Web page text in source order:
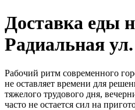
Доставка еды
Радиальная ул.
Рабочий ритм современного
не оставляет времени для
тяжелого трудового дня,
часто не остается сил на